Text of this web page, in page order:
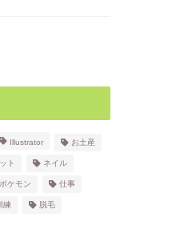
Illustrator お土産
ト ネイル
ポケモン 仕事
練 脱毛